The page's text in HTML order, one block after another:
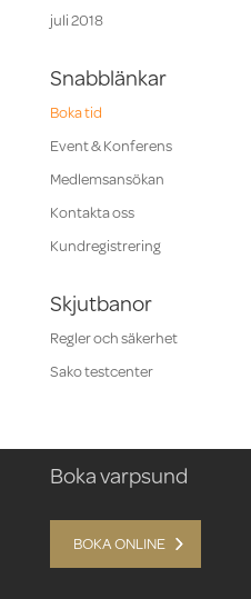
juli 2018
Snabblänkar
Boka tid
Event & Konferens
Medlemsansökan
Kontakta oss
Kundregistrering
Skjutbanor
Regler och säkerhet
Sako testcenter
Boka varpsund
BOKA ONLINE